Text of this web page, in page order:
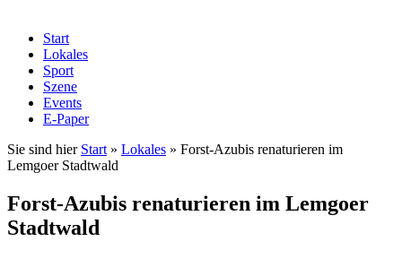
Start
Lokales
Sport
Szene
Events
E-Paper
Sie sind hier Start » Lokales » Forst-Azubis renaturieren im
Lemgoer Stadtwald
Forst-Azubis renaturieren im Lemgoer
Stadtwald